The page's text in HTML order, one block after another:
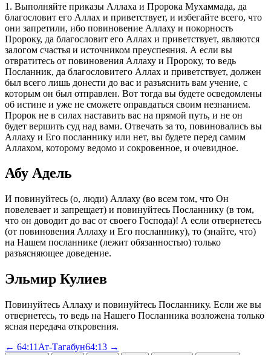
1. Выполняйте приказы Аллаха и Пророка Мухаммада, да
благословит его Аллах и приветствует, и избегайте всего, что
они запретили, ибо повиновение Аллаху и покорность
Пророку, да благословит его Аллах и приветствует, являются
залогом счастья и источником преуспеяния. А если вы
отвратитесь от повиновения Аллаху и Пророку, то ведь
Посланник, да благословитего Аллах и приветствует, должен
был всего лишь донести до вас и разъяснить вам учение, с
которым он был отправлен. Вот тогда вы будете осведомлены
об истине и уже не сможете оправдаться своим незнанием.
Пророк не в силах наставить вас на прямой путь, и не он
будет вершить суд над вами. Отвечать за то, повиновались вы
Аллаху и Его посланнику или нет, вы будете перед самим
Аллахом, которому ведомо и сокровенное, и очевидное.
Абу Адель
И повинуйтесь (о, люди) Аллаху (во всем том, что Он
повелевает и запрещает) и повинуйтесь Посланнику (в том,
что он доводит до вас от своего Господа)! А если отвернетесь
(от повиновения Аллаху и Его посланнику), то (знайте, что)
на Нашем посланнике (лежит обязанностью) только
разъясняющее доведение.
Эльмир Кулиев
Повинуйтесь Аллаху и повинуйтесь Посланнику. Если же вы
отвернетесь, то ведь на Нашего Посланника возложена только
ясная передача откровения.
← 64:11 Ат-Тагабун64:13 →